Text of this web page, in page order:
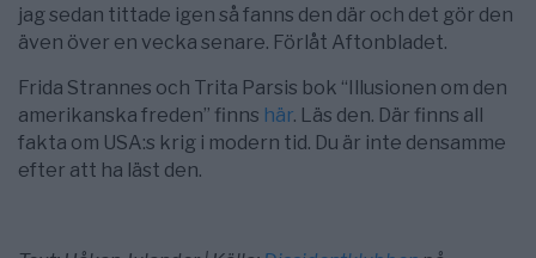
jag sedan tittade igen så fanns den där och det gör den
även över en vecka senare. Förlåt Aftonbladet.
Frida Strannes och Trita Parsis bok “Illusionen om den
amerikanska freden” finns här. Läs den. Där finns all
fakta om USA:s krig i modern tid. Du är inte densamme
efter att ha läst den.